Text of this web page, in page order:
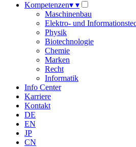
Kompetenzen▾ ▾
Maschinenbau
Elektro- und
Physik
Biotechnologie
Chemie
Marken
Recht
Informatik
Info Center
Karriere
Kontakt
DE
EN
JP
CN